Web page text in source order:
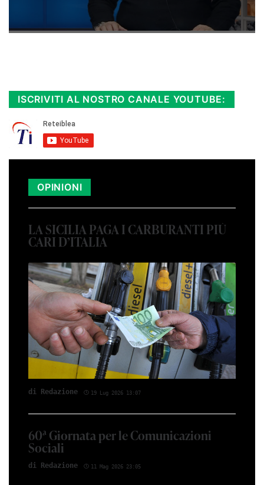
ISCRIVITI AL NOSTRO CANALE YOUTUBE:
OPINIONI
LA SICILIA PAGA I CARBURANTI PIÙ
CARI D’ITALIA
di Red­azio­ne 19 Lug 2026 13:07
60ª Giornata per le Comunicazioni
Sociali
di Red­azio­ne 11 Mag 2026 23:05